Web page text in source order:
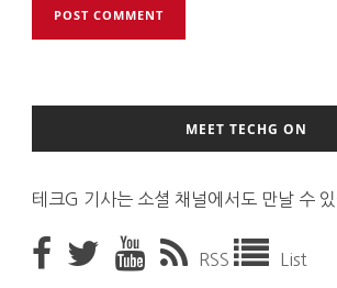
MEET TECHG ON
테크G 기사는 소셜 채널에서도 만날 수 있
RSS List